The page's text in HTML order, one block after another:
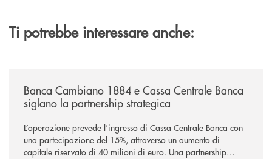
Ti potrebbe interessare anche:
Banca Cambiano 1884 e Cassa Centrale Banca
siglano la partnership strategica
L’operazione prevede l’ingresso di Cassa Centrale Banca con
una partecipazione del 15%, attraverso un aumento di
capitale riservato di 40 milioni di euro. Una partnership